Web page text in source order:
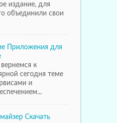
издание, для
объединили свои
Приложения для
к
сегодня теме
и
Скачать